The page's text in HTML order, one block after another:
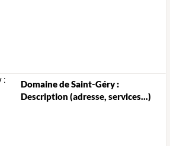
Domaine de Saint-Géry :
Description (adresse, services...)